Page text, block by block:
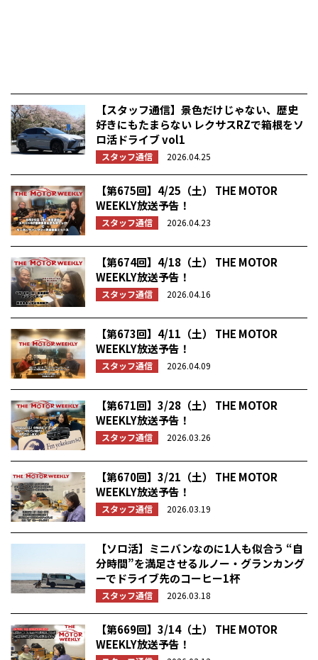
【スタッフ通信】景色だけじゃない、歴史
好きにもたまらない レクサスRZで箱根をソ
ロ活ドライブ vol1
スタッフ通信 2026.04.25
【第675回】4/25（土） THE MOTOR
WEEKLY放送予告！
スタッフ通信 2026.04.23
【第674回】4/18（土） THE MOTOR
WEEKLY放送予告！
スタッフ通信 2026.04.16
【第673回】4/11（土） THE MOTOR
WEEKLY放送予告！
スタッフ通信 2026.04.09
【第671回】3/28（土） THE MOTOR
WEEKLY放送予告！
スタッフ通信 2026.03.26
【第670回】3/21（土） THE MOTOR
WEEKLY放送予告！
スタッフ通信 2026.03.19
【ソロ活】ミニバンなのに1人も似合う “自
分時間”を満足させるルノー・グランカング
ーでドライブ先のコーヒー1杯
スタッフ通信 2026.03.18
【第669回】3/14（土） THE MOTOR
WEEKLY放送予告！